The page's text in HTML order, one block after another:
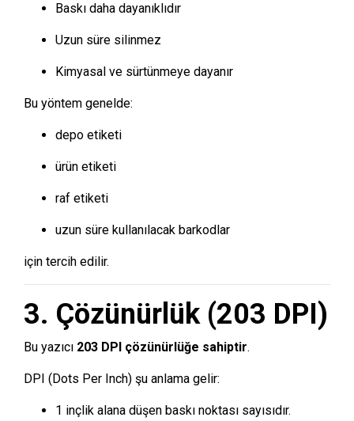
Baskı daha dayanıklıdır
Uzun süre silinmez
Kimyasal ve sürtünmeye dayanır
Bu yöntem genelde:
depo etiketi
ürün etiketi
raf etiketi
uzun süre kullanılacak barkodlar
için tercih edilir.
3. Çözünürlük (203 DPI)
Bu yazıcı 203 DPI çözünürlüğe sahiptir.
DPI (Dots Per Inch) şu anlama gelir:
1 inçlik alana düşen baskı noktası sayısıdır.